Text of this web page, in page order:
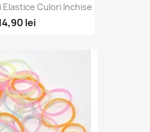
Elastice Culori Inchise
lei